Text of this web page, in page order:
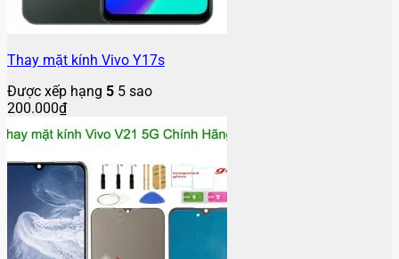
Thay mặt kính Vivo Y17s
Được xếp hạng 5 5 sao
200.000₫